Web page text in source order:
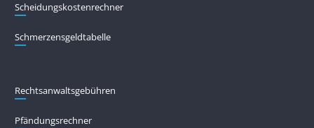
Scheidungskostenrechner
Schmerzensgeldtabelle
Rechtsanwaltsgebühren
Pfändungs­rechner